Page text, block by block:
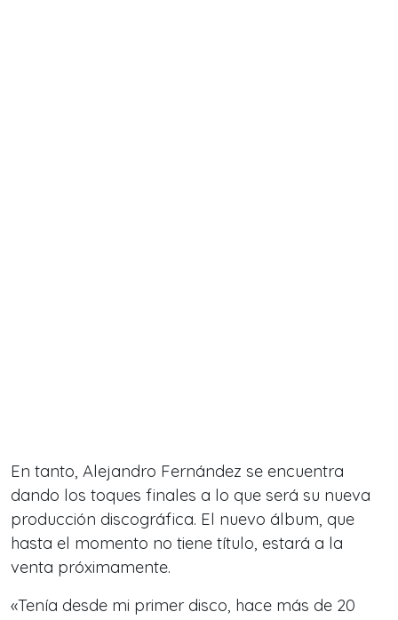
En tanto, Alejandro Fernández se encuentra
dando los toques finales a lo que será su nueva
producción discográfica. El nuevo álbum, que
hasta el momento no tiene título, estará a la
venta próximamente.
«Tenía desde mi primer disco, hace más de 20